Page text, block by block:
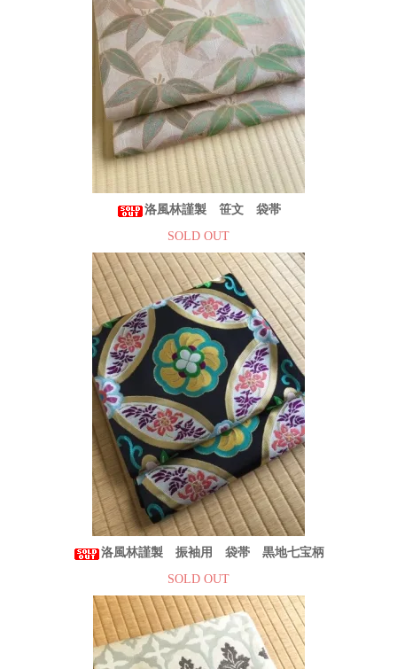
洛風林謹製 笹文 袋帯
SOLD OUT
洛風林謹製 振袖用 袋帯 黒地七宝柄
SOLD OUT